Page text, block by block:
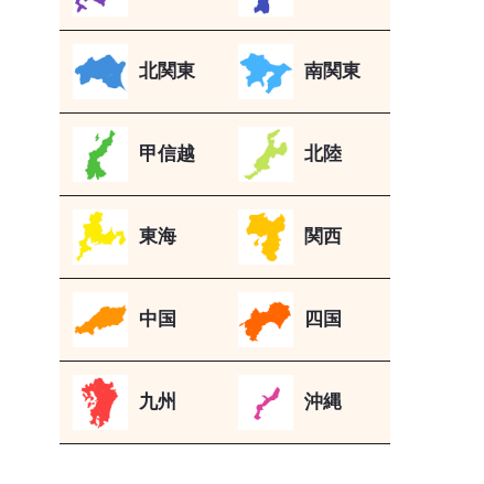
北関東 南関東
甲信越 北陸
東海 関西
中国 四国
九州 沖縄